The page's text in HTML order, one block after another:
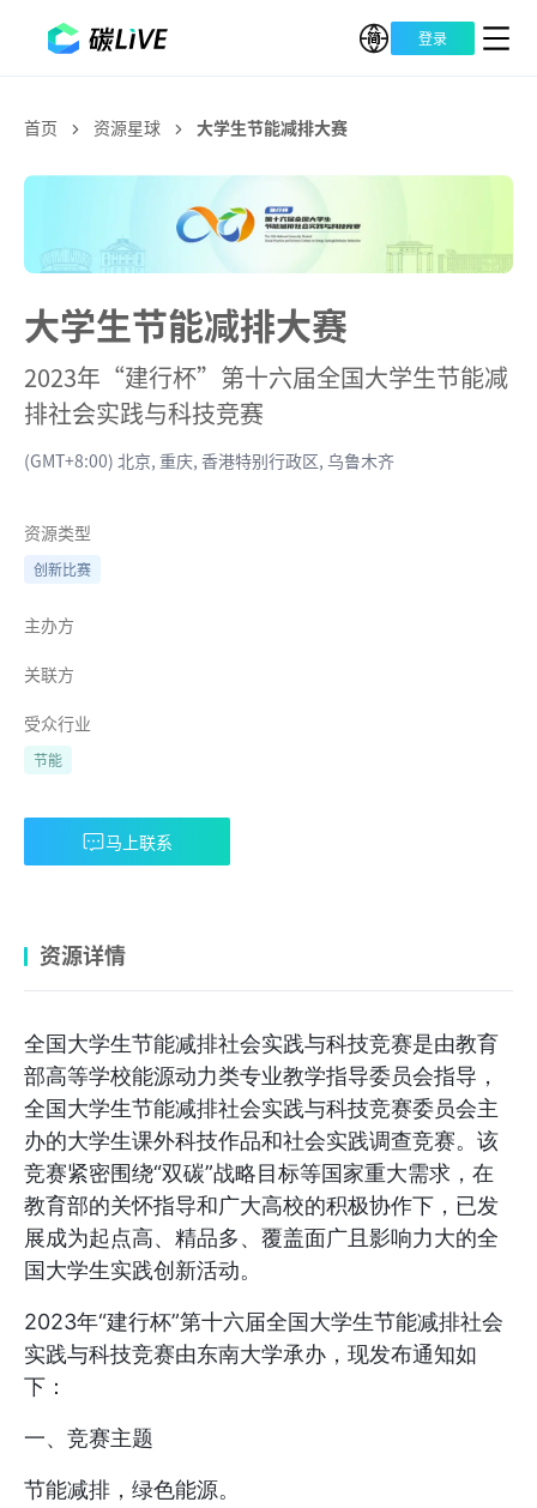
登录
首页 资源星球 大学生节能减排大赛
大学生节能减排大赛
2023年“建行杯”第十六届全国大学生节能减
排社会实践与科技竞赛
(GMT+8:00) 北京, 重庆, 香港特别行政区, 乌鲁木齐
资源类型
创新比赛
主办方
关联方
受众行业
节能
马上联系
资源详情
全国大学生节能减排社会实践与科技竞赛是由教育
部高等学校能源动力类专业教学指导委员会指导，
全国大学生节能减排社会实践与科技竞赛委员会主
办的大学生课外科技作品和社会实践调查竞赛。该
竞赛紧密围绕“双碳”战略目标等国家重大需求，在
教育部的关怀指导和广大高校的积极协作下，已发
展成为起点高、精品多、覆盖面广且影响力大的全
国大学生实践创新活动。
2023年“建行杯”第十六届全国大学生节能减排社会
实践与科技竞赛由东南大学承办，现发布通知如
下：
一、竞赛主题
节能减排，绿色能源。